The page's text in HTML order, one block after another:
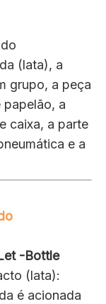
(lata), a
grupo, a peça
papelão, a
caixa, a parte
e a
-Bottle
(lata):
é acionada